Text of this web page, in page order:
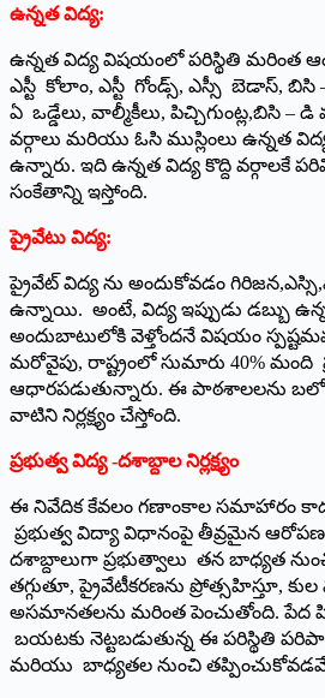
ఉన్నత విద్య:
ఉన్నత విద్య విషయంలో పరిస్థితి మరింత
ఎస్టీ కోలాం, ఎస్టీ గోండ్స్, ఎస్సీ బెడాస్, బిసి
ఏ ఒడ్డేలు, వాల్మీకీలు, పిచ్చిగుంట్ల,బిసి –
వర్గాలు మరియు ఓసి ముస్లింలు ఉన్నత
ఉన్నారు. ఇది ఉన్నత విద్య కొద్ది వర్గాలకే
సంకేతాన్ని ఇస్తోంది.
ప్రైవేటు విద్య:
ప్రైవేట్ విద్య ను అందుకోవడం
ఉన్నాయి. అంటే, విద్య ఇప్పుడు డబ్బు
అందుబాటులోకి వెళ్తోందనే విషయం
మరోవైపు, రాష్ట్రంలో సుమారు 40% మంది
ఆధారపడుతున్నారు. ఈ పాఠశాలలను
వాటిని నిర్లక్ష్యం చేస్తోంది.
ప్రభుత్వ విద్య -దశాబ్దాల నిర్లక్ష్యం
ఈ నివేదిక కేవలం గణాంకాల సమాహారం
ప్రభుత్వ విద్యా విధానంపై తీవ్రమైన
దశాబ్దాలుగా ప్రభుత్వాలు తన బాధ్యత
తగ్గుతూ, ప్రైవేటీకరణను ప్రోత్సహిస్తూ,
అసమానతలను మరింత పెంచుతోంది. పేద
బయటకు నెట్టబడుతున్న ఈ పరిస్థితి
మరియు బాధ్యతల నుంచి